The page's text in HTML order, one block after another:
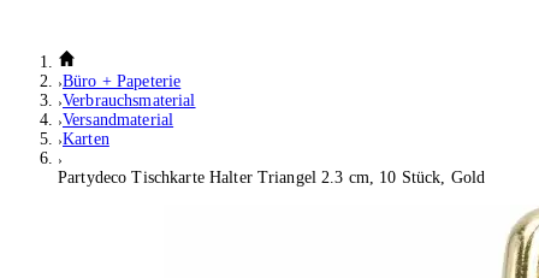
Büro + Papeterie
Verbrauchsmaterial
Versandmaterial
Karten
Partydeco Tischkarte Halter Triangel 2.3 cm, 10 Stück, Gold